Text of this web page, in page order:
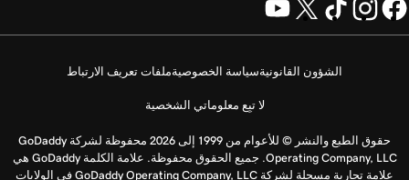
الشؤون القانونيةسياسة الخصوصيةملفات تعريف الارتباط
لا تبِع معلوماتي الشخصية
حقوق الطبع والنشر © للأعوام من 1999 إلى 2026 محفوظة لشركة GoDaddy
Operating Company, LLC. جميع الحقوق محفوظة. علامة الكلمة GoDaddy هي
علامة تجارية مسجلة لشركة GoDaddy Operating Company, LLC في الولايات